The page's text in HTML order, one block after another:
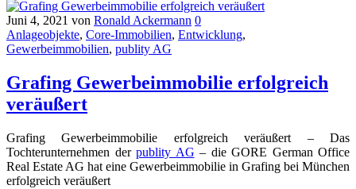
Juni 4, 2021 von Ronald Ackermann 0
Anlageobjekte, Core-Immobilien, Entwicklung,
Gewerbeimmobilien, publity AG
Grafing Gewerbeimmobilie erfolgreich
veräußert
Grafing Gewerbeimmobilie erfolgreich veräußert – Das
Tochterunternehmen der publity AG – die GORE German Office
Real Estate AG hat eine Gewerbeimmobilie in Grafing bei München
erfolgreich veräußert